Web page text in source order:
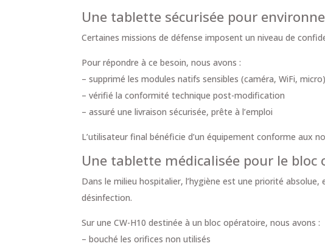
Une tablette sécurisée pour
Certaines missions de défense imposent un niveau de
Pour répondre à ce besoin, nous avons :
– supprimé les modules natifs sensibles (caméra, WiFi,
– vérifié la conformité technique post-modification
– assuré une livraison sécurisée, prête à l’emploi
L’utilisateur final bénéficie d’un équipement conforme aux
Une tablette médicalisée pour le bloc
Dans le milieu hospitalier, l’hygiène est une priorité
désinfection.
Sur une CW-H10 destinée à un bloc opératoire, nous avons :
– bouché les orifices non utilisés